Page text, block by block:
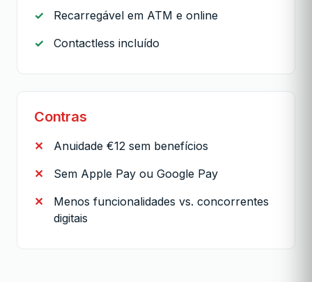
Recarregável em ATM e online
Contactless incluído
Contras
Anuidade €12 sem benefícios
Sem Apple Pay ou Google Pay
Menos funcionalidades vs. concorrentes
digitais